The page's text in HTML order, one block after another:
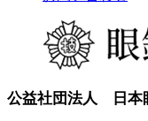
公益社団法人 日本